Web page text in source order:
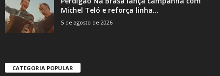
Michel Teló e reforça linha...
5 de agosto de 2026
CATEGORIA POPULAR